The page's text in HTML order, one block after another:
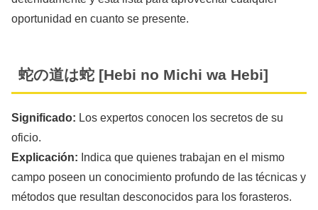
oportunidad en cuanto se presente.
蛇の道は蛇 [Hebi no Michi wa Hebi]
Significado: Los expertos conocen los secretos de su
oficio.
Explicación: Indica que quienes trabajan en el mismo
campo poseen un conocimiento profundo de las técnicas y
métodos que resultan desconocidos para los forasteros.